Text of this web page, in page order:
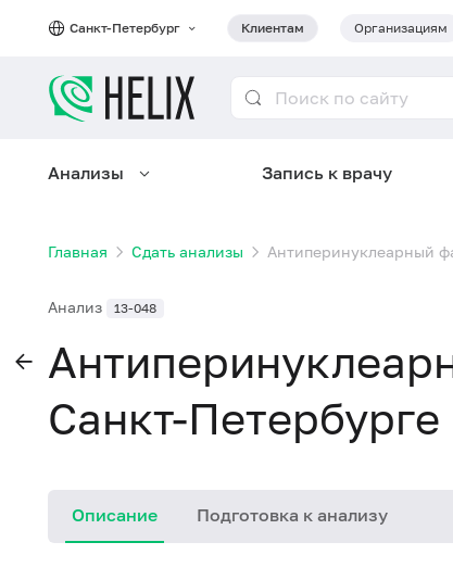
Санкт-Петербург Клиентам Организациям
Анализы Запись к врачу
Главная Сдать анализы Антиперинуклеарный
Анализ 13-048
Санкт-Петербурге
Описание Подготовка к анализу